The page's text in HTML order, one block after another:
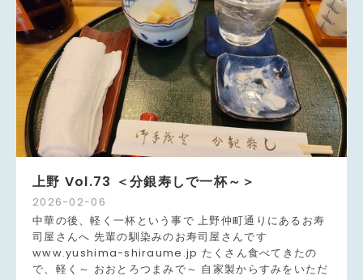
2026-02-06
上野 Vol.73 ＜分銀寿しで一杯～＞
中華の後、軽く一杯という事で 上野仲町通りにあるお寿
司屋さんへ 先輩の馴染みのお寿司屋さんです
www.yushima-shiraume.jp たくさん食べてきたの
で、軽く～ おおとろつまみで～ 自家製からすみをいただ